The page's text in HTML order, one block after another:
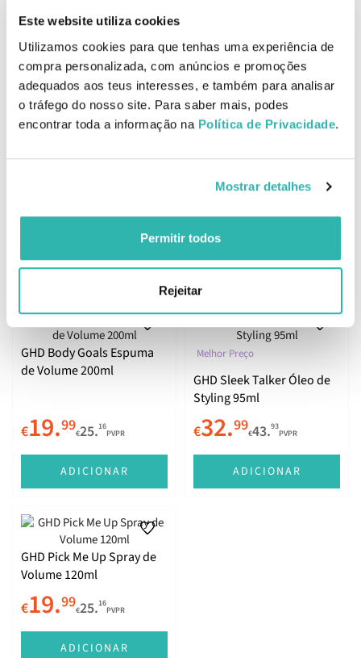
Este website utiliza cookies
Utilizamos cookies para que tenhas uma experiência de
compra personalizada, com anúncios e promoções
adequados aos teus interesses, e também para analisar
o tráfego do nosso site. Para saber mais, podes
encontrar toda a informação na Política de Privacidade.
Mostrar detalhes
Permitir todos
Rejeitar
€22.64€25. 16
PVPR
ADICIONAR ADICIONAR
32.99
ADICIONAR
Sérum de Finalização 30ml
19.99
ADICIONAR
GHD Body Goals Espuma
de Volume 200ml
€19.99€25.16
PVPR
ADICIONAR
Melhor Preço
GHD Sleek Talker Óleo de
Styling 95ml
€32.99€43.93
PVPR
ADICIONAR
GHD Pick Me Up Spray de
Volume 120ml
€19.99€25.16
PVPR
ADICIONAR